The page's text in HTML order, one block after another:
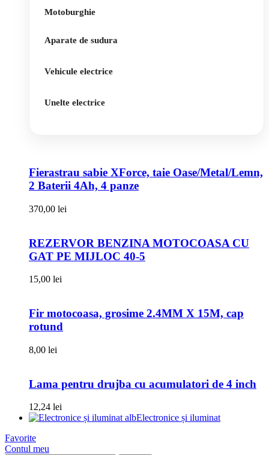
Motoburghie
Aparate de sudura
Vehicule electrice
Unelte electrice
Fierastrau sabie XForce, taie Oase/Metal/Lemn,
2 Baterii 4Ah, 4 panze
370,00 lei
REZERVOR BENZINA MOTOCOASA CU
GAT PE MIJLOC 40-5
15,00 lei
Fir motocoasa, grosime 2.4MM X 15M, cap
rotund
8,00 lei
Lama pentru drujba cu acumulatori de 4 inch
12,24 lei
Electronice și iluminat
Favorite
Contul meu